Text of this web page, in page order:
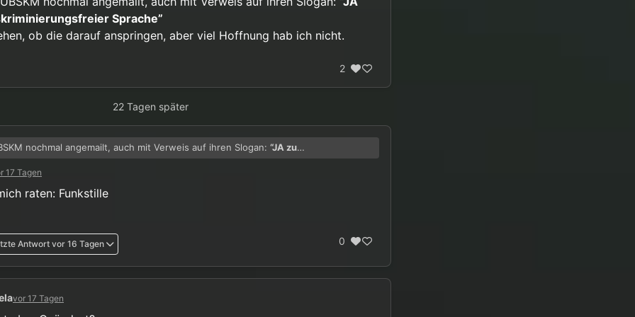
Sprache”
ob die darauf anspringen, aber viel Hoffnung hab ich nicht.
2
22 Tagen später
nochmal angemailt, auch mit Verweis auf ihren Slogan: “JA zu
Sprache”
ob die darauf anspringen, aber viel Hoffnung hab ich nicht.
17 Tagen
raten: Funkstille
Antwort vor 16 Tagen 0
vor 17 Tagen